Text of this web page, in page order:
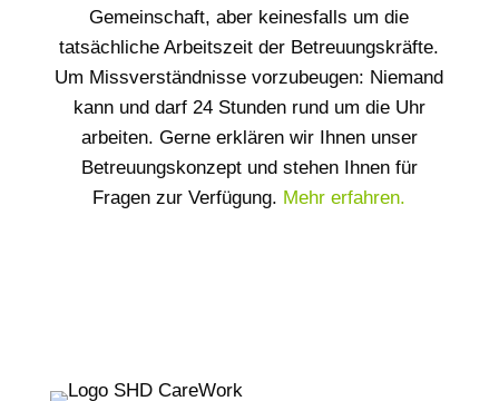
Gemeinschaft, aber keinesfalls um die
tatsächliche Arbeitszeit der Betreuungskräfte.
Um Missverständnisse vorzubeugen: Niemand
kann und darf 24 Stunden rund um die Uhr
arbeiten. Gerne erklären wir Ihnen unser
Betreuungskonzept und stehen Ihnen für
Fragen zur Verfügung. Mehr erfahren.